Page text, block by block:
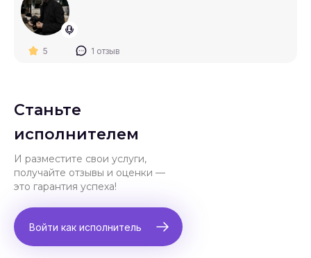
5 1 отзыв
Станьте
исполнителем
И разместите свои услуги,
получайте отзывы и оценки —
это гарантия успеха!
Войти как исполнитель